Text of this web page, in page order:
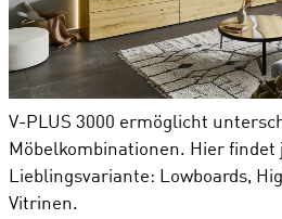
V-PLUS 3000 ermöglicht
Möbelkombinationen. Hier findet
Lieblingsvariante: Lowboards,
Vitrinen.